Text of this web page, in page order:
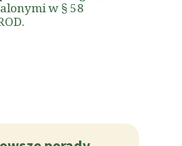
w § 58